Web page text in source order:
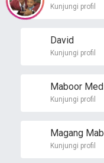
Kunjungi profil
David
Kunjungi profil
Maboor
Kunjungi profil
Magang
Kunjungi profil